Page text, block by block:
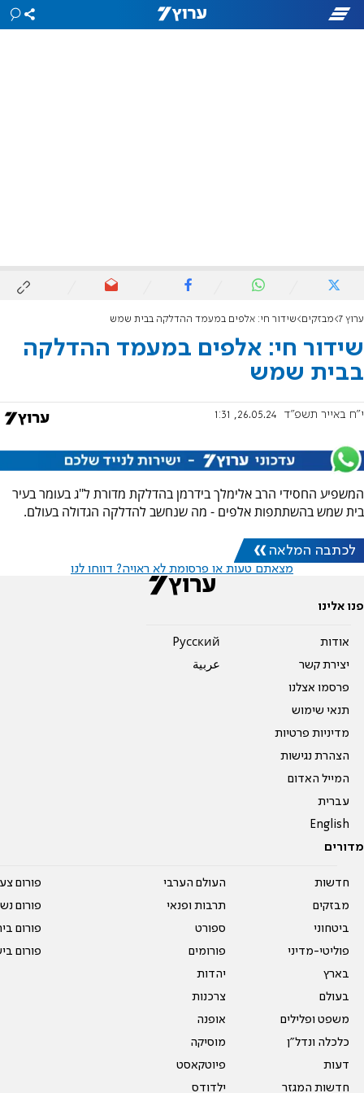
ערוץ 7 מבזקים שידור חי: אלפים במעמד ההדלקה בבית שמש
שידור חי: אלפים במעמד ההדלקה
בבית שמש
י"ח באייר תשפ"ד 26.05.24, 1:31
המשפיע החסידי הרב אלימלך בידרמן בהדלקת מדורת ל"ג בעומר בעיר
בית שמש בהשתתפות אלפים - מה שנחשב להדלקה הגדולה בעולם.
לכתבה המלאה
מצאתם טעות או פרסומת לא ראויה? דווחו לנו
פנו אלינו
אודות
יצירת קשר
פרסמו אצלנו
תנאי שימוש
מדיניות פרטיות
הצהרת נגישות
המייל האדום
עברית
English
Pусский
عربية
מדורים
חדשות
מבזקים
ביטחוני
פוליטי-מדיני
בארץ
בעולם
משפט ופלילים
כלכלה ונדל"ן
דעות
חדשות המגזר
העולם הערבי
תרבות ופנאי
ספורט
פורומים
יהדות
צרכנות
אופנה
מוסיקה
פיוטקאסט
ילדודס
פורום
פורום
פורום
פורום